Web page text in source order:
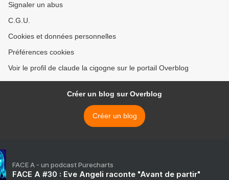
Signaler un abus
C.G.U.
Cookies et données personnelles
Préférences cookies
Voir le profil de claude la cigogne sur le portail Overblog
Créer un blog sur Overblog
Créer un blog
FACE A - un podcast Purecharts
FACE A #30 : Eve Angeli raconte "Avant de partir"